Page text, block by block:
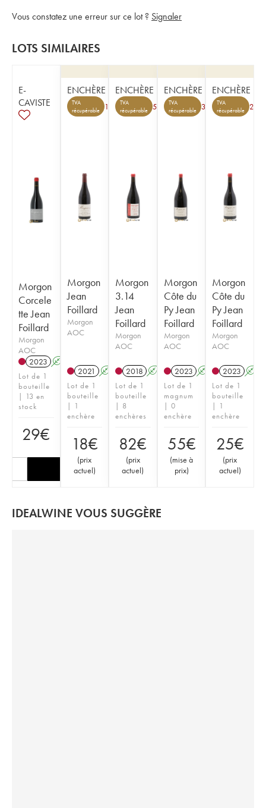
Vous constatez une erreur sur ce lot ? Signaler
LOTS SIMILAIRES
E-
CAVISTE
Morgon
Corcele
tte Jean
Foillard
Morgon
AOC
2023 A
Lot de 1
bouteille
| 13 en
stock
29€
ENCHÈRE
TVA
récupérable
1
Morgon
Jean
Foillard
Morgon
AOC
2021 A K
Lot de 1
bouteille
| 1
enchère
18€
(prix
actuel)
ENCHÈRE
TVA
récupérable
5
Morgon
3.14
Jean
Foillard
Morgon
AOC
2018 A K
Lot de 1
bouteille
| 8
enchères
82€
(prix
actuel)
ENCHÈRE
TVA
récupérable
3
Morgon
Côte du
Py Jean
Foillard
Morgon
AOC
2023 A K
Lot de 1
magnum
| 0
enchère
55€
(mise à
prix)
ENCHÈRE
TVA
récupérable
2
Morgon
Côte du
Py Jean
Foillard
Morgon
AOC
2023 A
Lot de 1
bouteille
| 1
enchère
25€
(prix
actuel)
IDEALWINE VOUS SUGGÈRE